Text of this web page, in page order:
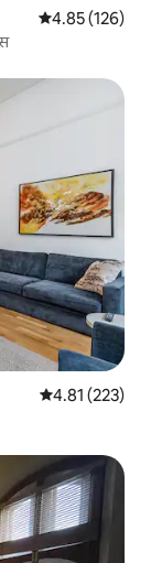
औसत रेटिंग 5 में से
4.85 (126)
औसत रेटिंग 5 में से
4.81 (223)